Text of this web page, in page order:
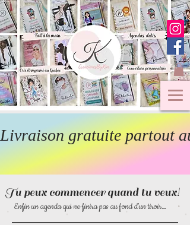
Tu peux commencer quand tu veux!
Enfin un agenda qui ne finira pas au fond d’un tiroir…
Livraison gratuite partout